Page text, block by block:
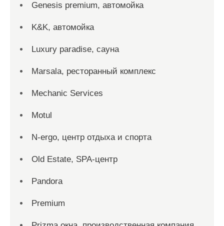
Genesis premium, автомойка
K&K, автомойка
Luxury paradise, сауна
Marsala, ресторанный комплекс
Mechanic Services
Motul
N-ergo, центр отдыха и спорта
Old Estate, SPA-центр
Pandora
Premium